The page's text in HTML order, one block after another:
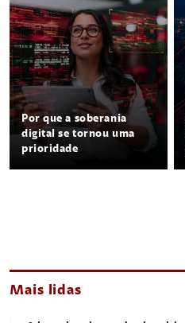
Por que a soberania
digital se tornou uma
prioridade
Mais lidas